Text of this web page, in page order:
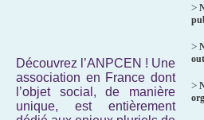
Découvrez l’ANPCEN ! Une
association en France dont
l’objet social, de manière
unique, est entièrement
>
>
>